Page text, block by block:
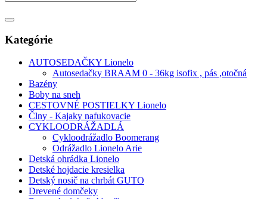
Kategórie
AUTOSEDAČKY Lionelo
Autosedačky BRAAM 0 - 36kg isofix , pás ,otočná
Bazény
Boby na sneh
CESTOVNÉ POSTIELKY Lionelo
Člny - Kajaky nafukovacie
CYKLOODRÁŽADLÁ
Cykloodrážadlo Boomerang
Odrážadlo Lionelo Arie
Detská ohrádka Lionelo
Detské hojdacie kresielka
Detský nosič na chrbát GUTO
Drevené domčeky